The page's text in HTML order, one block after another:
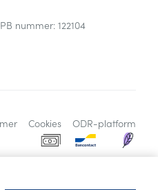
nummer: 122104
Cookies ODR-platform